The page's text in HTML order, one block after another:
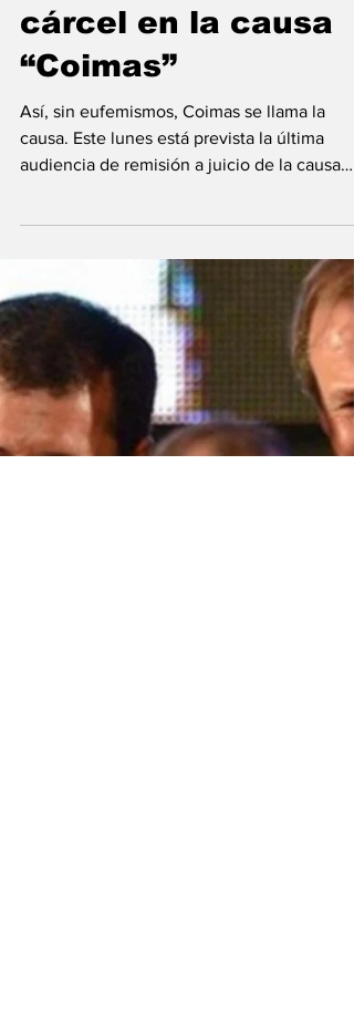
recibir una condena
de 10 años de
cárcel en la causa
“Coimas”
audiencia de remisión a juicio de la causa
que...